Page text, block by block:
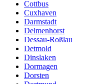
Cottbus
Cuxhaven
Darmstadt
Delmenhorst
Dessau-Roßlau
Detmold
Dinslaken
Dormagen
Dorsten